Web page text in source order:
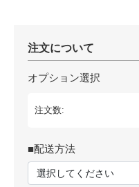
注文について
オプション選択
注文数:
■配送方法